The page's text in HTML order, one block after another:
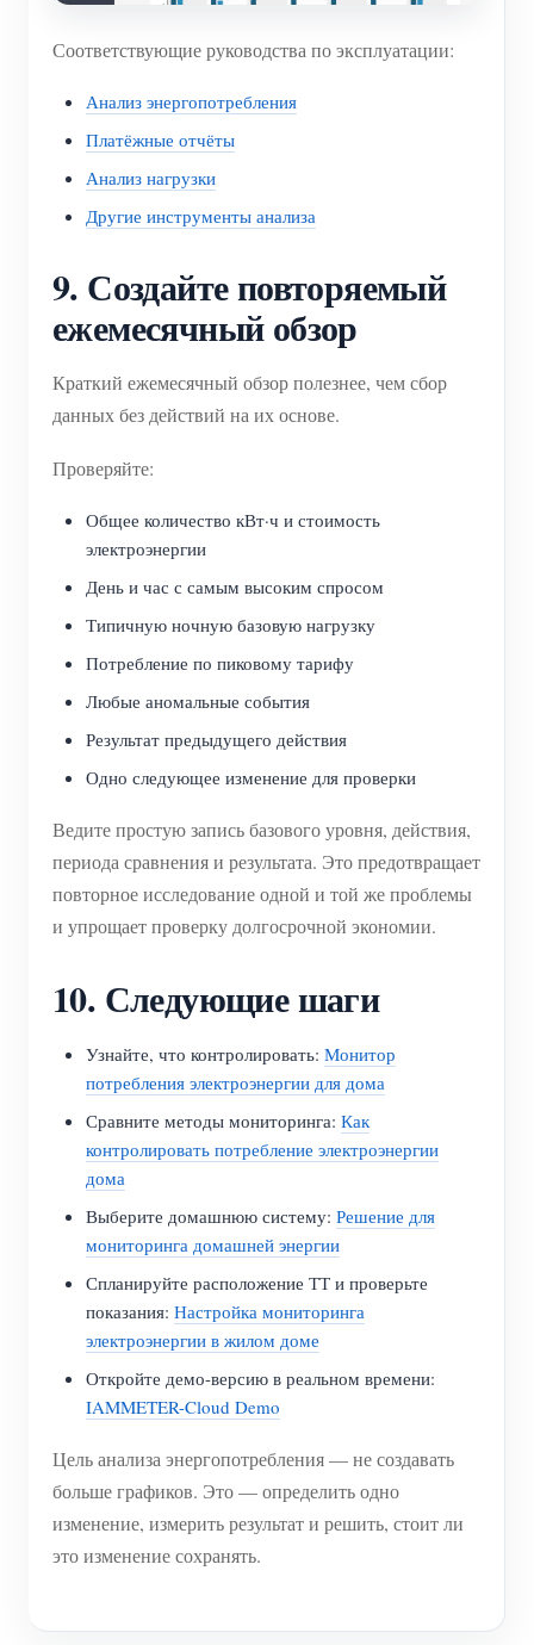
Соответствующие руководства по эксплуатации:
Анализ энергопотребления
Платёжные отчёты
Анализ нагрузки
Другие инструменты анализа
9. Создайте повторяемый
ежемесячный обзор
Краткий ежемесячный обзор полезнее, чем сбор
данных без действий на их основе.
Проверяйте:
Общее количество кВт·ч и стоимость
электроэнергии
День и час с самым высоким спросом
Типичную ночную базовую нагрузку
Потребление по пиковому тарифу
Любые аномальные события
Результат предыдущего действия
Одно следующее изменение для проверки
Ведите простую запись базового уровня, действия,
периода сравнения и результата. Это предотвращает
повторное исследование одной и той же проблемы
и упрощает проверку долгосрочной экономии.
10. Следующие шаги
Узнайте, что контролировать: Монитор
потребления электроэнергии для дома
Сравните методы мониторинга: Как
контролировать потребление электроэнергии
дома
Выберите домашнюю систему: Решение для
мониторинга домашней энергии
Спланируйте расположение ТТ и проверьте
показания: Настройка мониторинга
электроэнергии в жилом доме
Откройте демо-версию в реальном времени:
IAMMETER-Cloud Demo
Цель анализа энергопотребления — не создавать
больше графиков. Это — определить одно
изменение, измерить результат и решить, стоит ли
это изменение сохранять.